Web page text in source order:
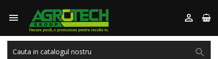
 
